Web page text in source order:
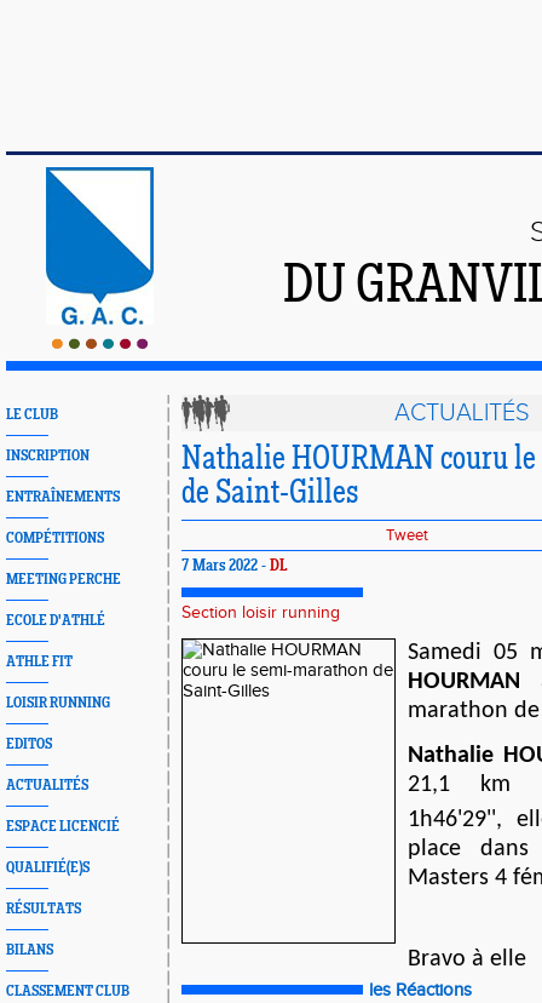
DU
LE CLUB
INSCRIPTION
ENTRAÎNEMENTS
COMPÉTITIONS
MEETING PERCHE
ECOLE D'ATHLÉ
ATHLE FIT
LOISIR RUNNING
EDITOS
ACTUALITÉS
ESPACE LICENCIÉ
QUALIFIÉ(E)S
RÉSULTATS
BILANS
CLASSEMENT CLUB
ACTUALITÉS
Nathalie HOURMAN couru
de Saint-Gilles
Tweet
7 Mars 2022 - DL
Section loisir running
Samedi 05
HOURMAN
marathon
Nathalie
21,1 km
1h46'29'',
place
Masters 4
Bravo à elle
les Réactions